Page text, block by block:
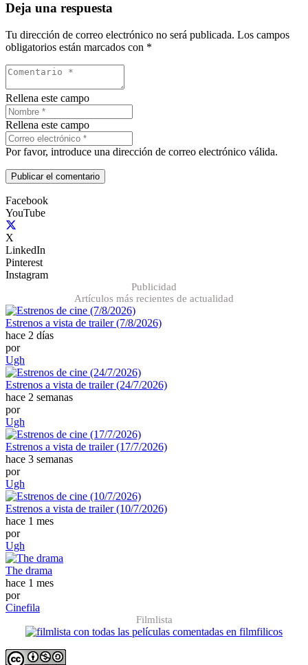
Deja una respuesta
Tu dirección de correo electrónico no será publicada. Los campos
obligatorios están marcados con *
Rellena este campo
Rellena este campo
Por favor, introduce una dirección de correo electrónico válida.
Publicar el comentario
Facebook
YouTube
X
LinkedIn
Pinterest
Instagram
Publicidad
Artículos más recientes de actualidad
Estrenos a vista de trailer (7/8/2026)
hace 2 días
por
Ugh
Estrenos a vista de trailer (24/7/2026)
hace 2 semanas
por
Ugh
Estrenos a vista de trailer (17/7/2026)
hace 3 semanas
por
Ugh
Estrenos a vista de trailer (10/7/2026)
hace 1 mes
por
Ugh
The drama
hace 1 mes
por
Cinefila
Filmlista